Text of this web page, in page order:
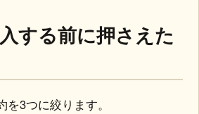
する前に押さえた
3つに絞ります。